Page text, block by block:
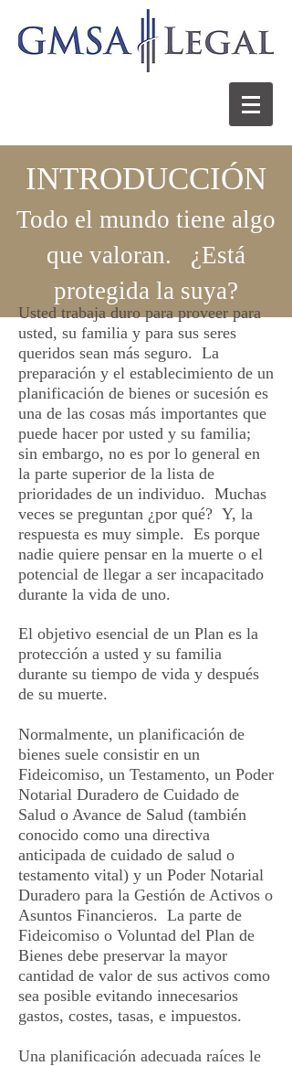
INTRODUCCIÓN
Todo el mundo tiene algo
que valoran. ¿Está
protegida la suya?
Usted trabaja duro para proveer para
usted, su familia y para sus seres
queridos sean más seguro. La
preparación y el establecimiento de un
planificación de bienes or sucesión es
una de las cosas más importantes que
puede hacer por usted y su familia;
sin embargo, no es por lo general en
la parte superior de la lista de
prioridades de un individuo. Muchas
veces se preguntan ¿por qué? Y, la
respuesta es muy simple. Es porque
nadie quiere pensar en la muerte o el
potencial de llegar a ser incapacitado
durante la vida de uno.
El objetivo esencial de un Plan es la
protección a usted y su familia
durante su tiempo de vida y después
de su muerte.
Normalmente, un planificación de
bienes suele consistir en un
Fideicomiso, un Testamento, un Poder
Notarial Duradero de Cuidado de
Salud o Avance de Salud (también
conocido como una directiva
anticipada de cuidado de salud o
testamento vital) y un Poder Notarial
Duradero para la Gestión de Activos o
Asuntos Financieros. La parte de
Fideicomiso o Voluntad del Plan de
Bienes debe preservar la mayor
cantidad de valor de sus activos como
sea posible evitando innecesarios
gastos, costes, tasas, e impuestos.
Una planificación adecuada raíces le